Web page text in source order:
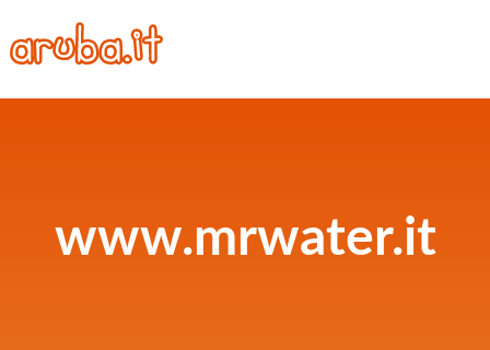
www.mrwater.it